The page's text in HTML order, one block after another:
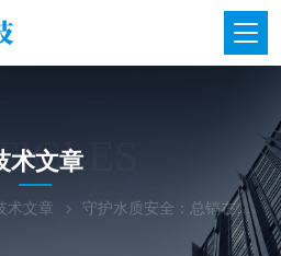
术文章
术文章 守护水质安全：总镉在线自动分析仪的环境监测价值